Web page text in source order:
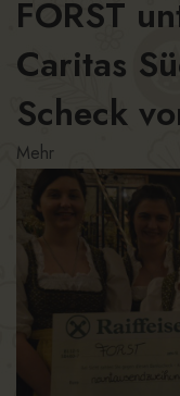
FORST
Caritas
Scheck
Mehr